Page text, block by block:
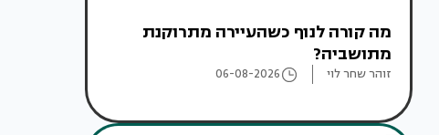
מה קורה לנוף כשהעיירה מתרוקנת
מתושביה?
זוהר שחר לוי 06-08-2026